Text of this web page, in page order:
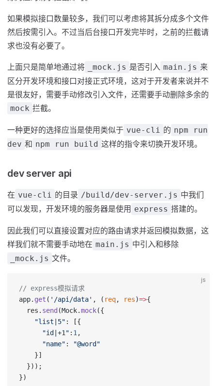
如果模拟接口数量较多，我们可以考虑将其拆分成多个文件
然后按需引入。不过当后台接口开发完毕时，之前的拦截请
求也没有必要了。
上面只是简单地通过将 _mock.js 是否引入 main.js 来
区分开发环境和接口对接正式环境，这对于开发者来说并不
是很友好，需要手动修改引入文件，还需要手动删除多余的
mock 拦截。
一种更好的选择应当是使用类似于 vue-cli 的 npm run
dev 和 npm run build 这样的指令来切换开发环境。
dev server api
在 vue-cli 的目录 /build/dev-server.js 中我们
可以发现，开发环境的服务器是使用 express 搭建的。
因此我们可以直接设置对应的路由请求并返回模拟数据，这
样我们就不需要手动地在 main.js 中引入和移除
_mock.js 文件。
js
// express模拟请求
app. get ( '/api/data' , ( req, res)=>{
  res.
send (Mock.mock({
    "list|5"
: [{
      "id|+1"
: 1 ,
      "name"
:
"@word"
    }]
  }));
})